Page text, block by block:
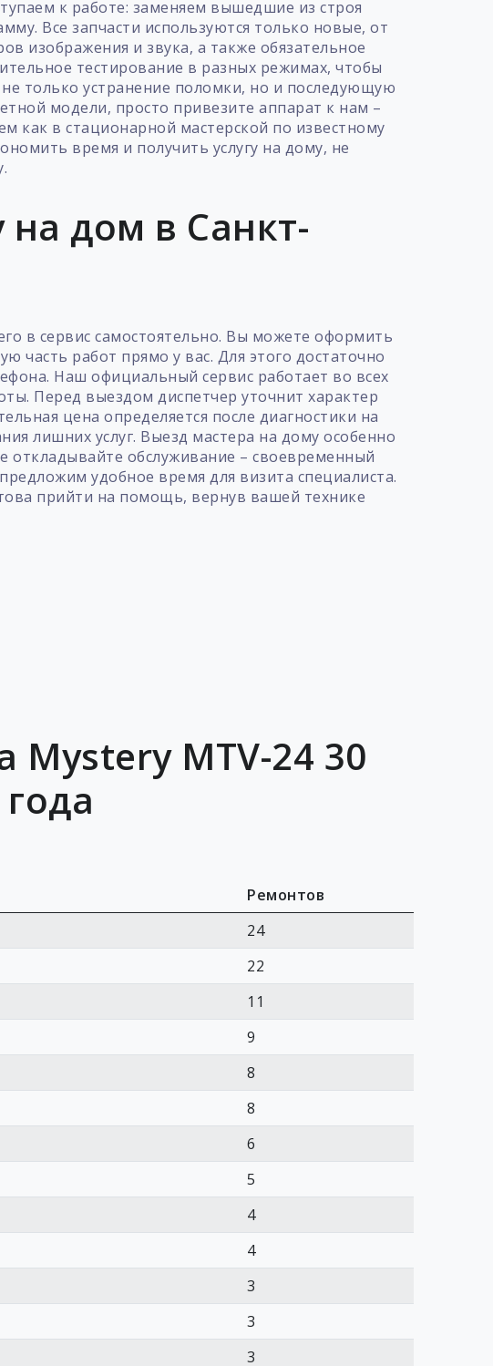
к работе: заменяем вышедшие из строя
Все запчасти используются только новые, от
изображения и звука, а также обязательное
тестирование в разных режимах, чтобы
только устранение поломки, но и последующую
модели, просто привезите аппарат к нам –
как в стационарной мастерской по известному
время и получить услугу на дому, не
дом в Санкт-
в сервис самостоятельно. Вы можете оформить
часть работ прямо у вас. Для этого достаточно
Наш официальный сервис работает во всех
Перед выездом диспетчер уточнит характер
цена определяется после диагностики на
лишних услуг. Выезд мастера на дому особенно
откладывайте обслуживание – своевременный
удобное время для визита специалиста.
прийти на помощь, вернув вашей технике
Mystery MTV-24 30
Ремонтов
24
22
11
9
8
8
6
5
4
4
3
3
3